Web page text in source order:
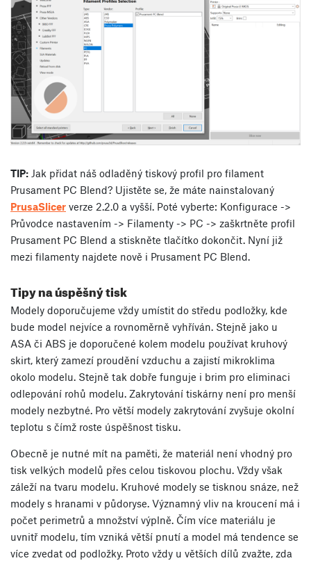
TIP: Jak přidat náš odladěný tiskový profil pro filament
Prusament PC Blend? Ujistěte se, že máte nainstalovaný
PrusaSlicer verze 2.2.0 a vyšší. Poté vyberte: Konfigurace ->
Průvodce nastavením -> Filamenty -> PC -> zaškrtněte profil
Prusament PC Blend a stiskněte tlačítko dokončit. Nyní již
mezi filamenty najdete nově i Prusament PC Blend.
Tipy na úspěšný tisk
Modely doporučujeme vždy umístit do středu podložky, kde
bude model nejvíce a rovnoměrně vyhříván. Stejně jako u
ASA či ABS je doporučené kolem modelu používat kruhový
skirt, který zamezí proudění vzduchu a zajistí mikroklima
okolo modelu. Stejně tak dobře funguje i brim pro eliminaci
odlepování rohů modelu. Zakrytování tiskárny není pro menší
modely nezbytné. Pro větší modely zakrytování zvyšuje okolní
teplotu s čímž roste úspěšnost tisku.
Obecně je nutné mít na paměti, že materiál není vhodný pro
tisk velkých modelů přes celou tiskovou plochu. Vždy však
záleží na tvaru modelu. Kruhové modely se tisknou snáze, než
modely s hranami v půdoryse. Významný vliv na kroucení má i
počet perimetrů a množství výplně. Čím více materiálu je
uvnitř modelu, tím vzniká větší pnutí a model má tendence se
více zvedat od podložky. Proto vždy u větších dílů zvažte, zda